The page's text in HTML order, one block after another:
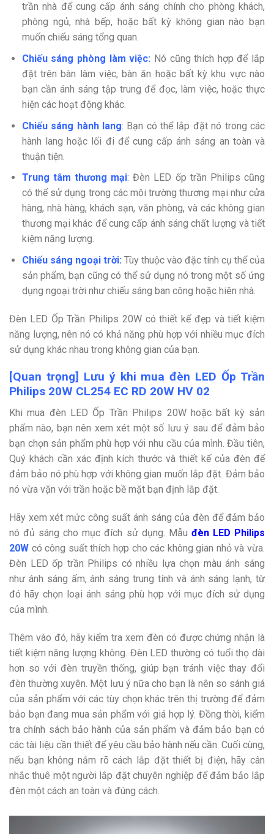
trần nhà để cung cấp ánh sáng chính cho phòng khách,
phòng ngủ, nhà bếp, hoặc bất kỳ không gian nào bạn
muốn chiếu sáng tổng quan.
Chiếu sáng phòng làm việc: Nó cũng thích hợp để lắp
đặt trên bàn làm việc, bàn ăn hoặc bất kỳ khu vực nào
bạn cần ánh sáng tập trung để đọc, làm việc, hoặc thực
hiện các hoạt động khác.
Chiếu sáng hành lang: Bạn có thể lắp đặt nó trong các
hành lang hoặc lối đi để cung cấp ánh sáng an toàn và
thuận tiện.
Trung tâm thương mại:Đèn LED ốp trần Philips cũng
có thể sử dụng trong các môi trường thương mại như cửa
hàng, nhà hàng, khách sạn, văn phòng, và các không gian
thương mại khác để cung cấp ánh sáng chất lượng và tiết
kiệm năng lượng.
Chiếu sáng ngoại trời: Tùy thuộc vào đặc tính cụ thể của
sản phẩm, bạn cũng có thể sử dụng nó trong một số ứng
dụng ngoại trời như chiếu sáng ban công hoặc hiên nhà.
Đèn LED Ốp Trần Philips 20W có thiết kế đẹp và tiết kiệm
năng lượng, nên nó có khả năng phù hợp với nhiều mục đích
sử dụng khác nhau trong không gian của bạn.
[Quan trọng] Lưu ý khi mua đèn LED Ốp Trần
Philips 20W CL254 EC RD 20W HV 02
Khi mua đèn LED Ốp Trần Philips 20W hoặc bất kỳ sản
phẩm nào, bạn nên xem xét một số lưu ý sau để đảm bảo
bạn chọn sản phẩm phù hợp với nhu cầu của mình. Đầu tiên,
Quý khách cần xác định kích thước và thiết kế của đèn để
đảm bảo nó phù hợp với không gian muốn lắp đặt. Đảm bảo
nó vừa vặn với trần hoặc bề mặt bạn định lắp đặt.
Hãy xem xét mức công suất ánh sáng của đèn để đảm bảo
nó đủ sáng cho mục đích sử dụng. Mẫu đèn LED Philips
20W có công suất thích hợp cho các không gian nhỏ và vừa.
Đèn LED ốp trần Philips có nhiều lựa chọn màu ánh sáng
như ánh sáng ấm, ánh sáng trung tính và ánh sáng lạnh, từ
đó hãy chọn loại ánh sáng phù hợp với mục đích sử dụng
của mình.
Thêm vào đó, hãy kiểm tra xem đèn có được chứng nhận là
tiết kiệm năng lượng không. Đèn LED thường có tuổi thọ dài
hơn so với đèn truyền thống, giúp bạn tránh việc thay đổi
đèn thường xuyên. Một lưu ý nữa cho bạn là nên so sánh giá
của sản phẩm với các tùy chọn khác trên thị trường để đảm
bảo bạn đang mua sản phẩm với giá hợp lý. Đồng thời, kiểm
tra chính sách bảo hành của sản phẩm và đảm bảo bạn có
các tài liệu cần thiết để yêu cầu bảo hành nếu cần. Cuối cùng,
nếu bạn không nắm rõ cách lắp đặt thiết bị điện, hãy cân
nhắc thuê một người lắp đặt chuyên nghiệp để đảm bảo lắp
đèn một cách an toàn và đúng cách.